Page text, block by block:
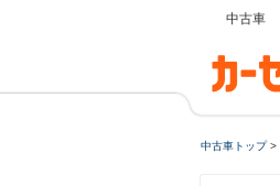
中古車
中古車トップ>